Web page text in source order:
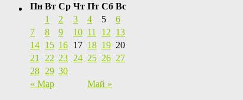
Пн Вт Ср Чт Пт Сб Вс
« Мар Май »
1 2 3 4 5
6
7
8 9 10 11 12 13
14 15 16 17 18 19 20
21
22 23 24 25 26 27
28 29 30